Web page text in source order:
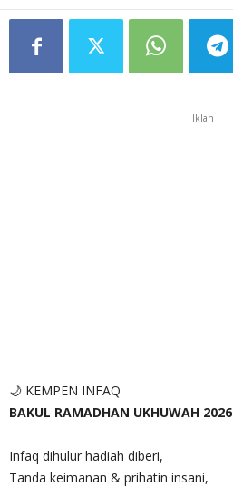
Iklan
🌙 KEMPEN INFAQ
BAKUL RAMADHAN UKHUWAH 2026
Infaq dihulur hadiah diberi,
Tanda keimanan & prihatin insani,